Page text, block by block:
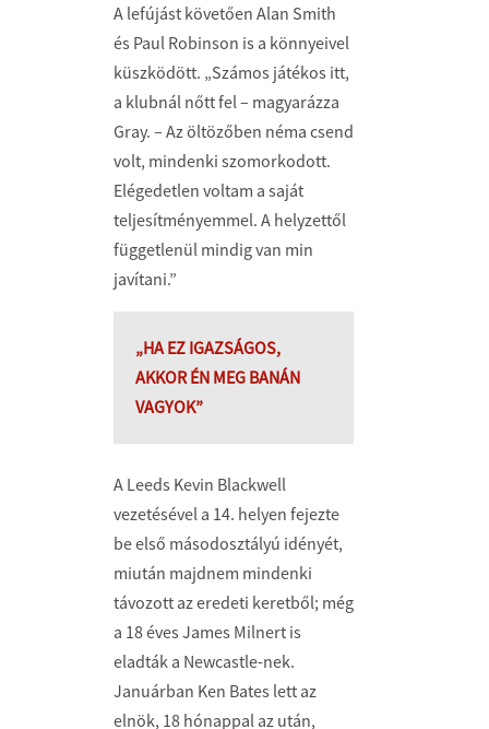
A lefújást követően Alan Smith
és Paul Robinson is a könnyeivel
küszködött. „Számos játékos itt,
a klubnál nőtt fel – magyarázza
Gray. – Az öltözőben néma csend
volt, mindenki szomorkodott.
Elégedetlen voltam a saját
teljesítményemmel. A helyzettől
függetlenül mindig van min
javítani.”
„HA EZ IGAZSÁGOS,
AKKOR ÉN MEG BANÁN
VAGYOK”
A Leeds Kevin Blackwell
vezetésével a 14. helyen fejezte
be első másodosztályú idényét,
miután majdnem mindenki
távozott az eredeti keretből; még
a 18 éves James Milnert is
eladták a Newcastle-nek.
Januárban Ken Bates lett az
elnök, 18 hónappal az után,